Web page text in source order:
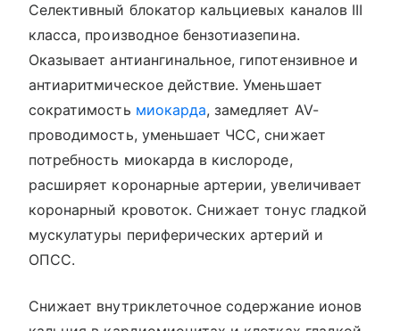
Селективный блокатор кальциевых каналов III
класса, производное бензотиазепина.
Оказывает антиангинальное, гипотензивное и
антиаритмическое действие. Уменьшает
сократимость миокарда, замедляет AV-
проводимость, уменьшает ЧСС, снижает
потребность миокарда в кислороде,
расширяет коронарные артерии, увеличивает
коронарный кровоток. Снижает тонус гладкой
мускулатуры периферических артерий и
ОПСС.
Снижает внутриклеточное содержание ионов